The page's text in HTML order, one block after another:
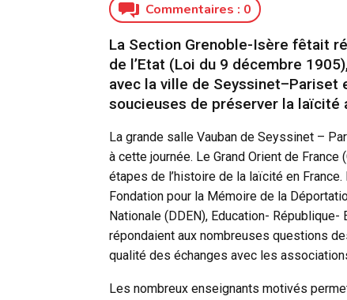
Commentaires : 0
La Section Grenoble-Isère fêtait
de l’Etat (Loi du 9 décembre
avec la ville de
soucieuses de préserver la laïcité
La grande salle Vauban de Seyssinet –
à cette journée. Le Grand Orient de
étapes de l’histoire de la laïcité en
Fondation pour la Mémoire de la
Nationale (DDEN), Education-
répondaient aux nombreuses questions
qualité des échanges avec les
Les nombreux enseignants motivés